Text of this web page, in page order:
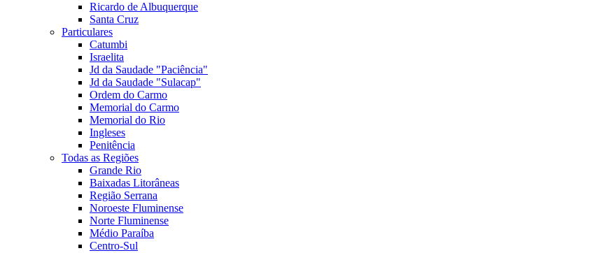
Ricardo de Albuquerque
Santa Cruz
Particulares
Catumbi
Israelita
Jd da Saudade "Paciência"
Jd da Saudade "Sulacap"
Ordem do Carmo
Memorial do Carmo
Memorial do Rio
Ingleses
Penitência
Todas as Regiões
Grande Rio
Baixadas Litorâneas
Região Serrana
Noroeste Fluminense
Norte Fluminense
Médio Paraíba
Centro-Sul